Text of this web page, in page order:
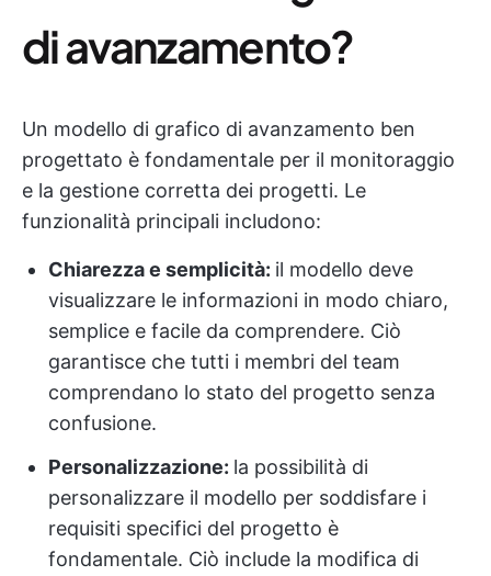
di avanzamento?
Un modello di grafico di avanzamento ben
progettato è fondamentale per il monitoraggio
e la gestione corretta dei progetti. Le
funzionalità principali includono:
Chiarezza e semplicità: il modello deve
visualizzare le informazioni in modo chiaro,
semplice e facile da comprendere. Ciò
garantisce che tutti i membri del team
comprendano lo stato del progetto senza
confusione.
Personalizzazione: la possibilità di
personalizzare il modello per soddisfare i
requisiti specifici del progetto è
fondamentale. Ciò include la modifica di